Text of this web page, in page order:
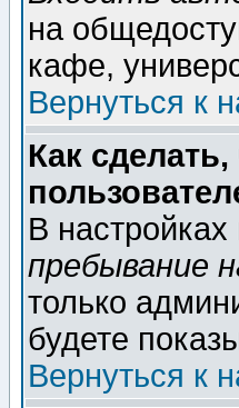
на
кафе,
Вернуться к
Как
В
пребывание
только
будете
Вернуться к